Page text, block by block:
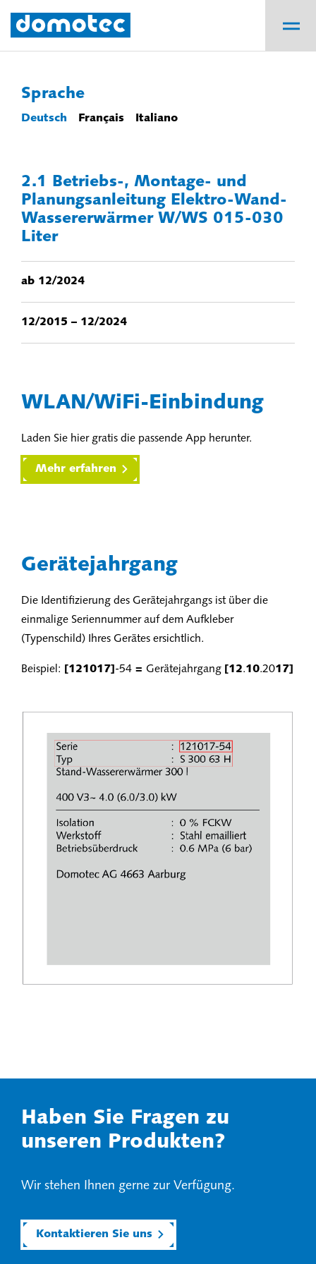
Sprache
Deutsch Français Italiano
2.1 Betriebs-, Montage- und
Planungsanleitung Elektro-Wand-
Wassererwärmer W/WS 015-030
Liter
ab 12/2024
12/2015 – 12/2024
WLAN/WiFi-Einbindung
Laden Sie hier gratis die passende App herunter.
Mehr erfahren
Gerätejahrgang
Die Identifizierung des Gerätejahrgangs ist über die
einmalige Seriennummer auf dem Aufkleber
(Typenschild) Ihres Gerätes ersichtlich.
Beispiel: [121017] -54 = Gerätejahrgang [12.10.2017]
Haben Sie Fragen zu
unseren Produkten?
Wir stehen Ihnen gerne zur Verfügung.
Kontaktieren Sie uns